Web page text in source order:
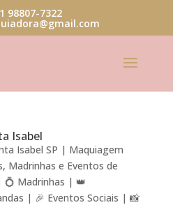
98807-7322
Isabel
Isabel SP | Maquiagem
Madrinhas e Eventos de
💍 Madrinhas | 👑
| 🎉 Eventos Sociais | 📸